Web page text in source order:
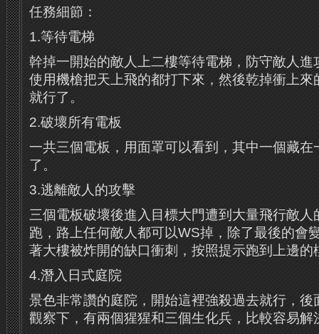
任務細節：
1.等待電梯
幹掉一開始的敵人上二樓等待電梯，防守敵人進
使用機槍把天上飛的都打下來，然後乾掉衝上來
就行了。
2.破壞所有電板
一共三個電板，用面罩可以看到，其中一個藏在
了。
3.逃離敵人的攻擊
三個電板破壞後進入目標大門遭到大量飛行敵
跑，路上任何敵人都可以WS掉，除了最後的會
著大樓被炸開的缺口衝刺，按照提示跑到上邊的
4.潛入日式庭院
景色非常讚的庭院，開始這裡強殺過去就行，後
觀察下，有兩個猩猩和三個生化兵，比較容易解